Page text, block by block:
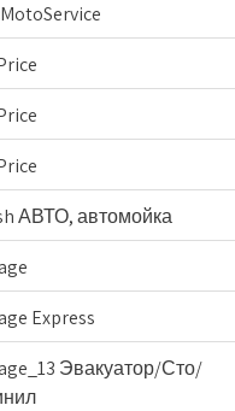
АВТО, автомойка
Express
Эвакуатор/Сто/